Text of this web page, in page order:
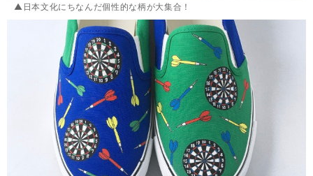
▲日本文化にちなんだ個性的な柄が大集合！